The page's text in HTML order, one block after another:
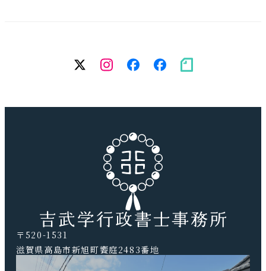
twitter
Instagram
facebook（個
人）
facebook（
務
note
〒520-1531
滋賀県高島市新旭町饗庭2483番地
TEL.0740-20-9041 FAX.0740-20-9042